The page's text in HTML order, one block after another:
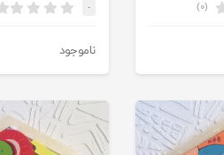
(۰) -
ناموجود